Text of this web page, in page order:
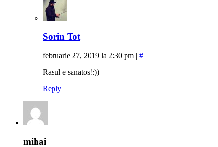
Sorin Tot
februarie 27, 2019 la 2:30 pm | #
Rasul e sanatos!:))
Reply
mihai